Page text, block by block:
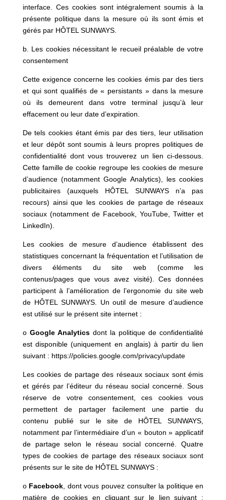
interface. Ces cookies sont intégralement soumis à la
présente politique dans la mesure où ils sont émis et
gérés par HÔTEL SUNWAYS.
b. Les cookies nécessitant le recueil préalable de votre
consentement
Cette exigence concerne les cookies émis par des tiers
et qui sont qualifiés de « persistants » dans la mesure
où ils demeurent dans votre terminal jusqu’à leur
effacement ou leur date d’expiration.
De tels cookies étant émis par des tiers, leur utilisation
et leur dépôt sont soumis à leurs propres politiques de
confidentialité dont vous trouverez un lien ci-dessous.
Cette famille de cookie regroupe les cookies de mesure
d’audience (notamment Google Analytics), les cookies
publicitaires (auxquels HÔTEL SUNWAYS n’a pas
recours) ainsi que les cookies de partage de réseaux
sociaux (notamment de Facebook, YouTube, Twitter et
LinkedIn).
Les cookies de mesure d’audience établissent des
statistiques concernant la fréquentation et l’utilisation de
divers éléments du site web (comme les
contenus/pages que vous avez visité). Ces données
participent à l’amélioration de l’ergonomie du site web
de HÔTEL SUNWAYS. Un outil de mesure d’audience
est utilisé sur le présent site internet :
o Google Analyticsdont la politique de confidentialité
est disponible (uniquement en anglais) à partir du lien
suivant : https://policies.google.com/privacy/update
Les cookies de partage des réseaux sociaux sont émis
et gérés par l’éditeur du réseau social concerné. Sous
réserve de votre consentement, ces cookies vous
permettent de partager facilement une partie du
contenu publié sur le site de HÔTEL SUNWAYS,
notamment par l’intermédiaire d’un « bouton » applicatif
de partage selon le réseau social concerné. Quatre
types de cookies de partage des réseaux sociaux sont
présents sur le site de HÔTEL SUNWAYS :
o Facebook , dont vous pouvez consulter la politique en
matière de cookies en cliquant sur le lien suivant :